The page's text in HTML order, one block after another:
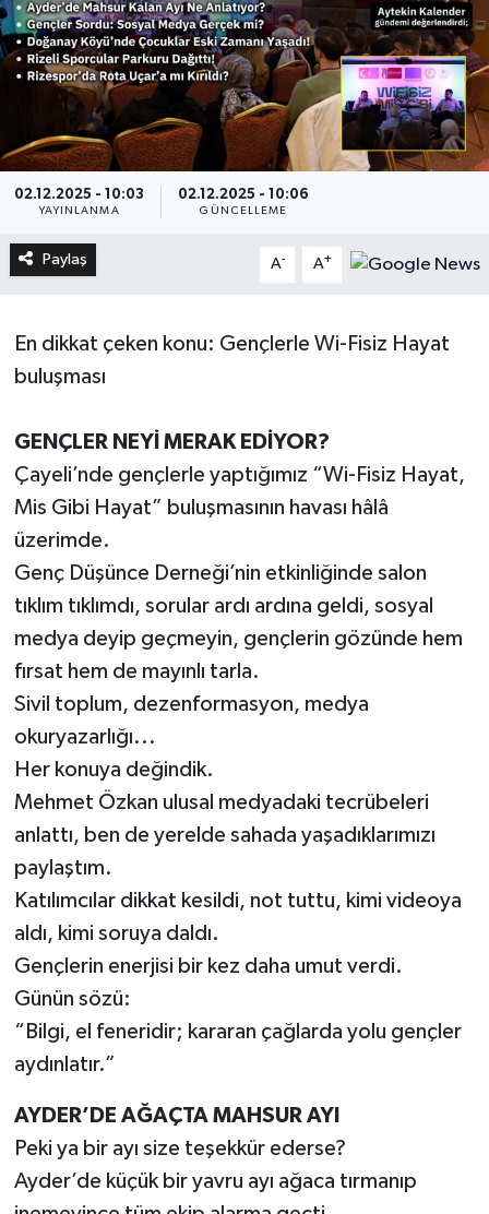
02.12.2025 - 10:03
YAYINLANMA
02.12.2025 - 10:06
GÜNCELLEME
Paylaş A- A+
En dikkat çeken konu: Gençlerle Wi-Fisiz Hayat
buluşması
GENÇLER NEYİ MERAK EDİYOR?
Çayeli’nde gençlerle yaptığımız “Wi-Fisiz Hayat,
Mis Gibi Hayat” buluşmasının havası hâlâ
üzerimde.
Genç Düşünce Derneği’nin etkinliğinde salon
tıklım tıklımdı, sorular ardı ardına geldi, sosyal
medya deyip geçmeyin, gençlerin gözünde hem
fırsat hem de mayınlı tarla.
Sivil toplum, dezenformasyon, medya
okuryazarlığı...
Her konuya değindik.
Mehmet Özkan ulusal medyadaki tecrübeleri
anlattı, ben de yerelde sahada yaşadıklarımızı
paylaştım.
Katılımcılar dikkat kesildi, not tuttu, kimi videoya
aldı, kimi soruya daldı.
Gençlerin enerjisi bir kez daha umut verdi.
Günün sözü:
“Bilgi, el feneridir; kararan çağlarda yolu gençler
aydınlatır.”
AYDER’DE AĞAÇTA MAHSUR AYI
Peki ya bir ayı size teşekkür ederse?
Ayder’de küçük bir yavru ayı ağaca tırmanıp